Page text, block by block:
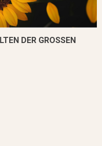
DER GROSSEN HI